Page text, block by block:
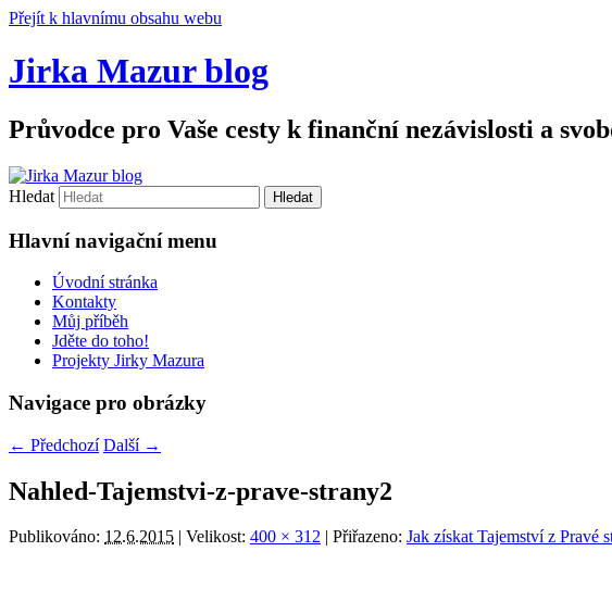
Přejít k hlavnímu obsahu webu
Jirka Mazur blog
Průvodce pro Vaše cesty k finanční nezávislosti a
Hledat
Hlavní navigační menu
Úvodní stránka
Kontakty
Můj příběh
Jděte do toho!
Projekty Jirky Mazura
Navigace pro obrázky
← Předchozí Další →
Nahled-Tajemstvi-z-prave-strany2
Publikováno: 12.6.2015 | Velikost: 400 × 312 | Přiřazeno: Jak získat Tajemství z Pravé